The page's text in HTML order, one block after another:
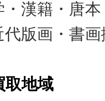
漢籍・唐
版画・書
取地域